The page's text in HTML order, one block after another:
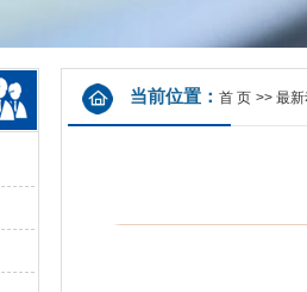
当前位置： 首 页 >> 最